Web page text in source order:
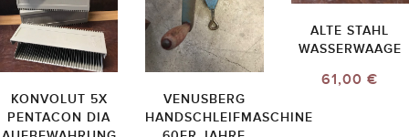
KONVOLUT 5X
PENTACON DIA
VENUSBERG
HANDSCHLEIFMASCHINE
ALTE STAHL
WASSERWAAGE
61,00 €